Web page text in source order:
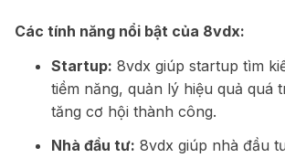
Các tính năng nổi bật của 8vdx:
Startup: 8vdx giúp startup tìm
tiềm năng, quản lý hiệu quả quá
tăng cơ hội thành công.
Nhà đầu tư: 8vdx giúp nhà đầu